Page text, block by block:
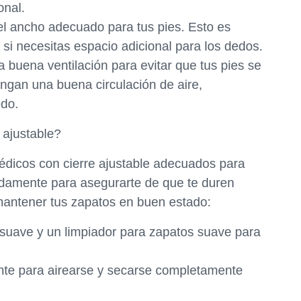
ancho adecuado para tus pies. Esto es
necesitas espacio adicional para los dedos.
buena ventilación para evitar que tus pies se
una buena circulación de aire,
con cierre ajustable adecuados para
para asegurarte de que te duren
tus zapatos en buen estado:
y un limpiador para zapatos suave para
para airearse y secarse completamente